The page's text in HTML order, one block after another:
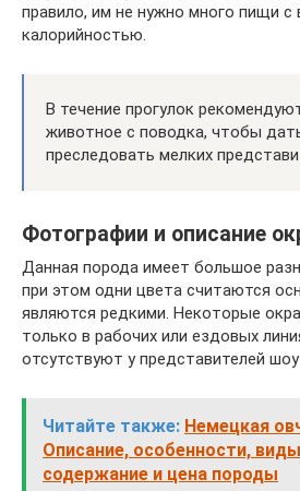
правило, им не нужно много пищи с
калорийностью.
В течение прогулок
животное с поводка, чтобы
преследовать мелких
Фотографии и описание
Данная порода имеет большое
при этом одни цвета считаются
являются редкими. Некоторые
только в рабочих или ездовых
отсутствуют у представителей
Читайте также: Немецкая
Описание, особенности,
содержание и цена породы